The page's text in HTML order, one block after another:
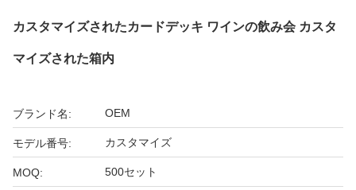
カスタマイズされたカードデッキ ワインの飲み会 カスタ
マイズされた箱内
ブランド名: OEM
モデル番号: カスタマイズ
MOQ: 500セット